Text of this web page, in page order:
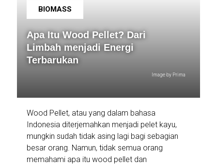
BIOMASS
Apa Itu Wood Pellet? Dari
Limbah menjadi Energi
Terbarukan
Image by Prima
Wood Pellet, atau yang dalam bahasa
Indonesia diterjemahkan menjadi pelet kayu,
mungkin sudah tidak asing lagi bagi sebagian
besar orang. Namun, tidak semua orang
memahami apa itu wood pellet dan